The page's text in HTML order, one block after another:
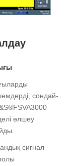
сондай-
өлшеу
сигнал